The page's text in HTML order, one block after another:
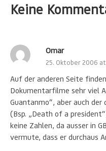
Keine
Omar
25. Oktober 2006
Auf der anderen Seite
Dokumentarfilme sehr viel
Guantanmo“, aber auch
(Bsp. „Death of a
keine Zahlen, da ausser in
vermute, dass er durchaus